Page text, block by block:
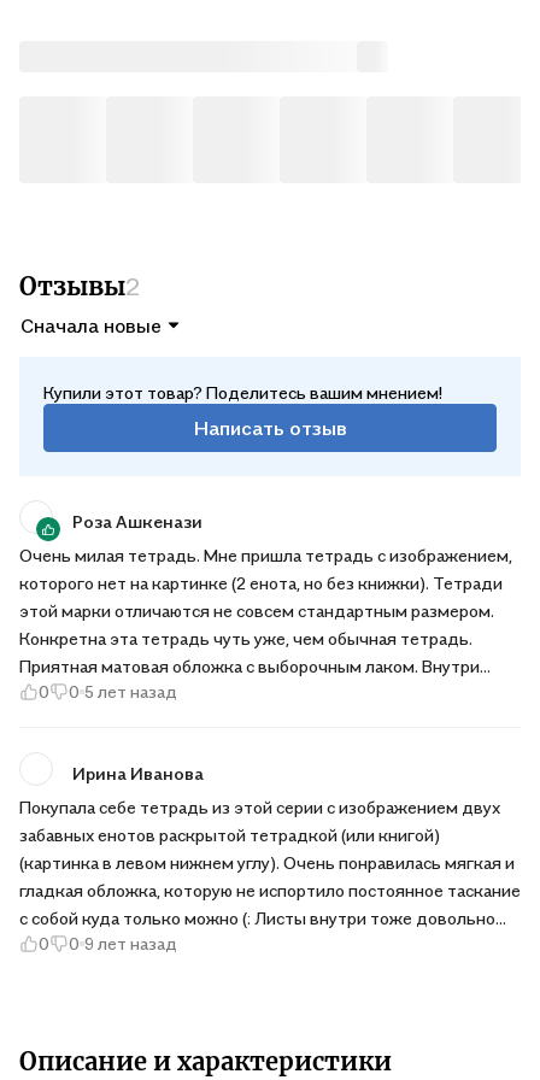
Отзывы2
Сначала новые
Купили этот товар? Поделитесь вашим мнением!
Написать отзыв
Роза Ашкенази
Очень милая тетрадь. Мне пришла тетрадь с изображением,
которого нет на картинке (2 енота, но без книжки). Тетради
этой марки отличаются не совсем стандартным размером.
Конкретна эта тетрадь чуть уже, чем обычная тетрадь.
Приятная матовая обложка с выборочным лаком. Внутри
тетрадь в клетку, она серая, но довольно четкая и умеренно
сшита. Рекомендую!
0 0 5 лет назад
Ирина Иванова
Покупала себе тетрадь из этой серии с изображением двух
забавных енотов раскрытой тетрадкой (или книгой)
(картинка в левом нижнем углу). Очень понравилась мягкая и
гладкая обложка, которую не испортило постоянное таскание
с собой куда только можно (: Листы внутри тоже довольно
приятные на ощупь; очень радует нейтральная серая клетка,
эти страницы. Но это, думаю, влияние исключительно
0 0 9 лет назад
Описание и характеристики